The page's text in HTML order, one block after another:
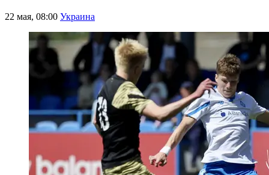
22 мая, 08:00 Украина